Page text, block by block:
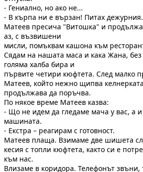
- Гениално, но ако не...
- В кърпа ни е вързан! Питах дежурния.
Матеев пресича "Витошка" и
аз, с възвишени
мисли, помъквам кашона към
Сядам на нашата маса и кака Жана, без
голяма халба бира и
първите четири кюфтета. След малко
Матеев, който нежно щипва
продължава да поръчва.
По някое време Матеев казва:
- Що не идем да гледаме мача у вас, а и
машината.
- Екстра – реагирам с готовност.
Матеев плаща. Взимаме две шишета
кесия с топли кюфтета, както си е
към нас.
Влизаме в коридора. Телефонът звъни,